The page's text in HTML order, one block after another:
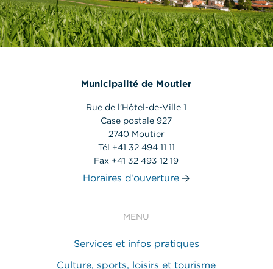
Municipalité de Moutier
Rue de l’Hôtel-de-Ville 1
Case postale 927
2740 Moutier
Tél +41 32 494 11 11
Fax +41 32 493 12 19
Horaires d’ouverture
MENU
Services et infos pratiques
Culture, sports, loisirs et tourisme